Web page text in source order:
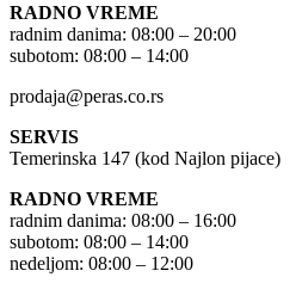
RADNO VREME
radnim danima: 08:00 – 20:00
subotom: 08:00 – 14:00
prodaja@peras.co.rs
SERVIS
Temerinska 147 (kod Najlon pijace)
RADNO VREME
radnim danima: 08:00 – 16:00
subotom: 08:00 – 14:00
nedeljom: 08:00 – 12:00